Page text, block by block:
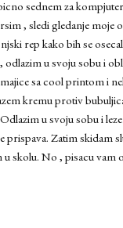
sednem za
, sledi gledanje moje
rep kako bih se
odlazim u svoju sobu i
sa cool printom i
kremu protiv
u svoju sobu i
prispava. Zatim skidam
skolu. No , pisacu vam